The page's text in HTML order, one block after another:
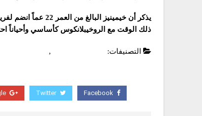
ذلك الوقت مع الروخيبلانكوس كأساسي وأحياناً
التصنيفات: ,
Facebook
Twitter